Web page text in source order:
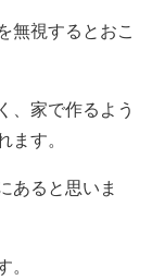
無視するとおこ
、家で作るよう
す。
あると思いま